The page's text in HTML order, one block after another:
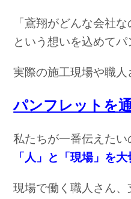
「鳶翔がどんな会社
という想いを込めて
実際の施工現場や職
パンフレットを
私たちが一番伝えたい
「人」と「現場」を
現場で働く職人さん